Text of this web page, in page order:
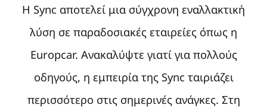
Η Sync αποτελεί μια σύγχρονη εναλλακτική
λύση σε παραδοσιακές εταιρείες όπως η
Europcar. Ανακαλύψτε γιατί για πολλούς
οδηγούς, η εμπειρία της Sync ταιριάζει
περισσότερο στις σημερινές ανάγκες. Στη